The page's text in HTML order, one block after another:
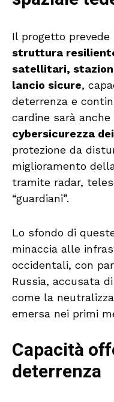
Il progetto
struttura
satellitari,
lancio sicure,
deterrenza e
cardine sarà
cybersicurezza
protezione da
miglioramento
tramite radar,
“guardiani”.
Lo sfondo di
minaccia alle
occidentali, con
Russia, accusata
come la
emersa nei primi
Capacità
deterrenza